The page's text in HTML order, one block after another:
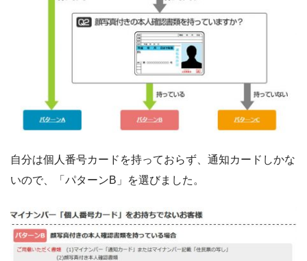
自分は個人番号カードを持っておらず、通知カードしかな
いので、「パターンB」を選びました。